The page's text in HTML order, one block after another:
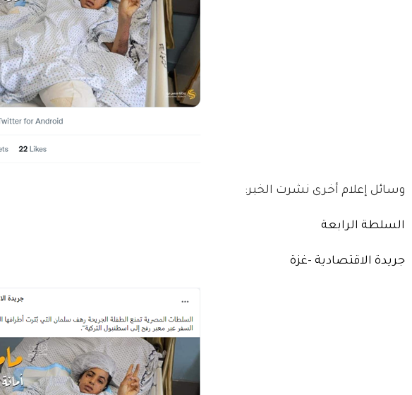
وسائل إعلام أخرى نشرت الخبر:
السلطة الرابعة
جريدة الاقتصادية -غزة